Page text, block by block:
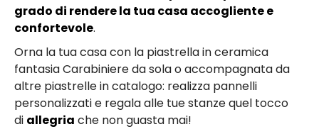
grado di rendere la tua casa accogliente e
confortevole.
Orna la tua casa con la piastrella in ceramica
fantasia Carabiniere da sola o accompagnata da
altre piastrelle in catalogo: realizza pannelli
personalizzati e regala alle tue stanze quel tocco
di allegria che non guasta mai!